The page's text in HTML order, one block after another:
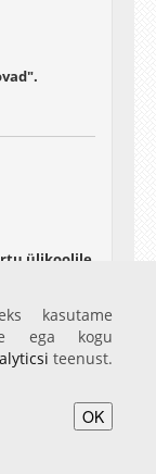
ülikoolile
kasutame
ega kogu
teenust.
OK